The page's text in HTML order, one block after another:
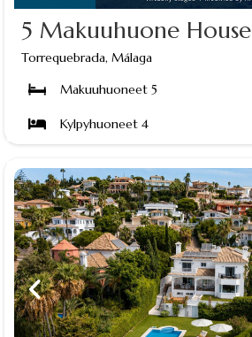
5 Makuuhuone House
Torrequebrada, Málaga
Makuuhuoneet 5
Kylpyhuoneet 4